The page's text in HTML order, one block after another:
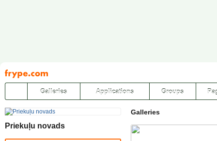
Pāriet
uz
saturu
Galleries Applications Groups
Priekuļu novads
Galleries